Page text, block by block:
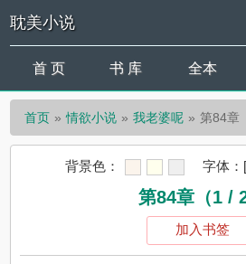
耽美小说
首 页 书 库 全本
首页 情欲小说 我老婆呢 第84章
背景色： 字体： [
第84章（1 / 2
加入书签